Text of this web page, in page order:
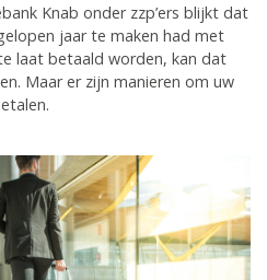
Knab onder zzp’ers blijkt dat
jaar te maken had met
laat betaald worden, kan dat
Maar er zijn manieren om uw